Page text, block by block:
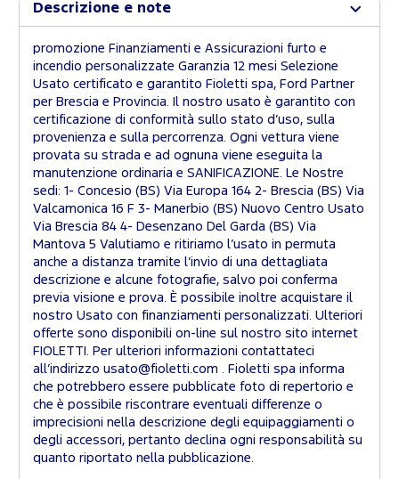
Descrizione e note
promozione Finanziamenti e Assicurazioni furto e
incendio personalizzate Garanzia 12 mesi Selezione
Usato certificato e garantito Fioletti spa, Ford Partner
per Brescia e Provincia. Il nostro usato è garantito con
certificazione di conformità sullo stato d’uso, sulla
provenienza e sulla percorrenza. Ogni vettura viene
provata su strada e ad ognuna viene eseguita la
manutenzione ordinaria e SANIFICAZIONE. Le Nostre
sedi: 1- Concesio (BS) Via Europa 164 2- Brescia (BS) Via
Valcamonica 16 F 3- Manerbio (BS) Nuovo Centro Usato
Via Brescia 84 4- Desenzano Del Garda (BS) Via
Mantova 5 Valutiamo e ritiriamo l’usato in permuta
anche a distanza tramite l’invio di una dettagliata
descrizione e alcune fotografie, salvo poi conferma
previa visione e prova. È possibile inoltre acquistare il
nostro Usato con finanziamenti personalizzati. Ulteriori
offerte sono disponibili on-line sul nostro sito internet
FIOLETTI. Per ulteriori informazioni contattateci
all’indirizzo usato@fioletti.com . Fioletti spa informa
che potrebbero essere pubblicate foto di repertorio e
che è possibile riscontrare eventuali differenze o
imprecisioni nella descrizione degli equipaggiamenti o
degli accessori, pertanto declina ogni responsabilità su
quanto riportato nella pubblicazione.